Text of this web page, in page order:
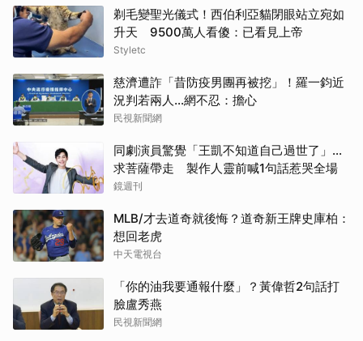
剃毛變聖光儀式！西伯利亞貓閉眼站立宛如
升天 9500萬人看傻：已看見上帝
Styletc
慈濟遭詐「昔防疫男團再被挖」！羅一鈞近
況判若兩人…網不忍：擔心
民視新聞網
同劇演員驚覺「王凱不知道自己過世了」...
求菩薩帶走 製作人靈前喊1句話惹哭全場
鏡週刊
MLB/才去道奇就後悔？道奇新王牌史庫柏：
想回老虎
中天電視台
「你的油我要通報什麼」？黃偉哲2句話打
臉盧秀燕
民視新聞網